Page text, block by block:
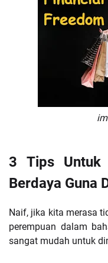
3 Tips Untuk
Berdaya Guna
Naif, jika kita merasa
perempuan dalam
sangat mudah untuk